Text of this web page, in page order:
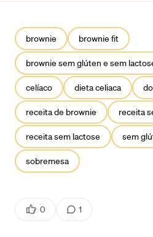
brownie brownie fit
brownie sem glúten e sem
celíaco dieta celiaca
receita de brownie receita
receita sem lactose sem
sobremesa
0 1